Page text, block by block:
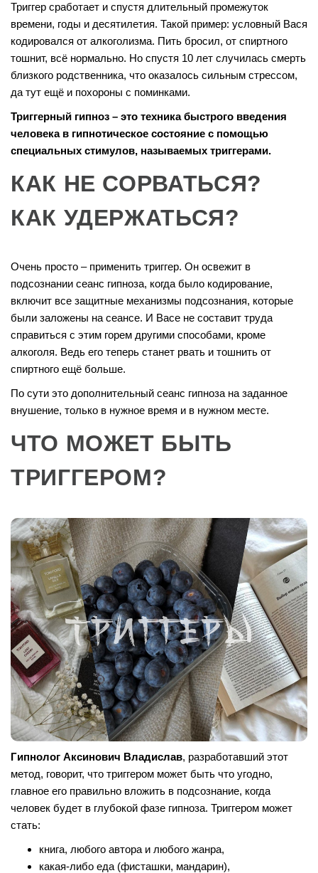
Триггер сработает и спустя длительный промежуток
времени, годы и десятилетия. Такой пример: условный Вася
кодировался от алкоголизма. Пить бросил, от спиртного
тошнит, всё нормально. Но спустя 10 лет случилась смерть
близкого родственника, что оказалось сильным стрессом,
да тут ещё и похороны с поминками.
Триггерный гипноз – это техника быстрого введения
человека в гипнотическое состояние с помощью
специальных стимулов, называемых триггерами.
КАК НЕ СОРВАТЬСЯ?
КАК УДЕРЖАТЬСЯ?
Очень просто – применить триггер. Он освежит в
подсознании сеанс гипноза, когда было кодирование,
включит все защитные механизмы подсознания, которые
были заложены на сеансе. И Васе не составит труда
справиться с этим горем другими способами, кроме
алкоголя. Ведь его теперь станет рвать и тошнить от
спиртного ещё больше.
По сути это дополнительный сеанс гипноза на заданное
внушение, только в нужное время и в нужном месте.
ЧТО МОЖЕТ БЫТЬ
ТРИГГЕРОМ?
Гипнолог Аксинович Владислав, разработавший этот
метод, говорит, что триггером может быть что угодно,
главное его правильно вложить в подсознание, когда
человек будет в глубокой фазе гипноза. Триггером может
стать:
книга, любого автора и любого жанра,
какая-либо еда (фисташки, мандарин),